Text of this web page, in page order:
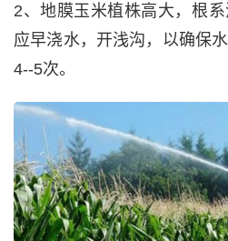
2、地膜玉米植株高大，根
应早浇水，开浅沟，以确保
4--5次。